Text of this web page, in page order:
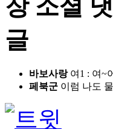
바보사랑여1 : 여~
페북군 이럼 나도